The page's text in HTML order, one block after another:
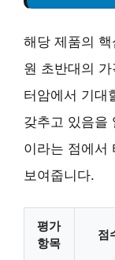
해당 제품의
원 초반대의
터암에서 기대
갖추고 있음을
이라는 점에서
보여줍니다.
평가
항목
점